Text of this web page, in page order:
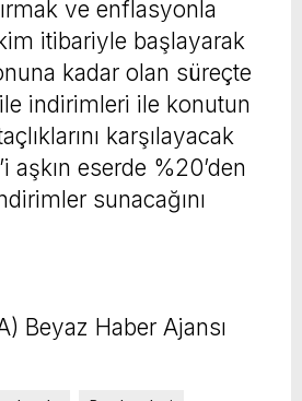
ve enflasyonla
itibariyle başlayarak
kadar olan süreçte
indirimleri ile konutun
karşılayacak
aşkın eserde %20’den
sunacağını
Beyaz Haber Ajansı